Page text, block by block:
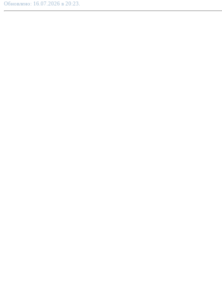
Обновлено: 16.07.2026 в 20:23.